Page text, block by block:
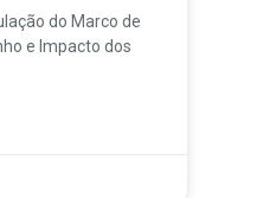
do Marco de
e Impacto dos